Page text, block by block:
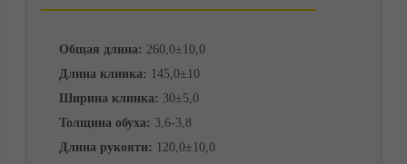
Корзина
Общая длина: 260,0±10,0
Длина клинка: 145,0±10
Ширина клинка: 30±5,0
Толщина обуха: 3,6-3,8
Длина рукояти: 120,0±10,0